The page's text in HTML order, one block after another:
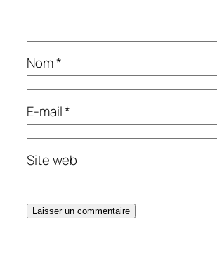
Nom*
E-mail*
Site web